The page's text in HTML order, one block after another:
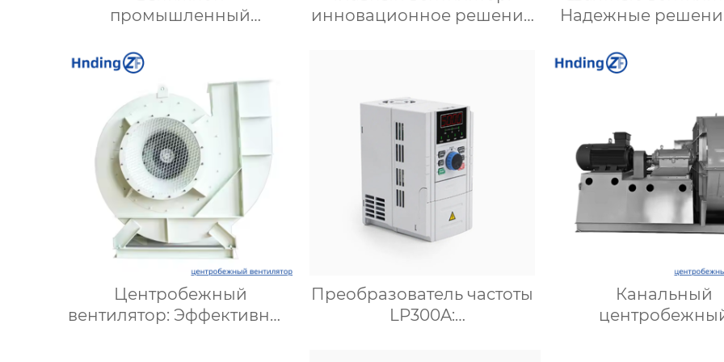
промышленный
решение для надежной
вентиляции
инновационное решение
систем
Надежные
подземных
Купить с
Центробежный
вентилятор: Эффективные
Преобразователь частоты
LP300A:
Канальный